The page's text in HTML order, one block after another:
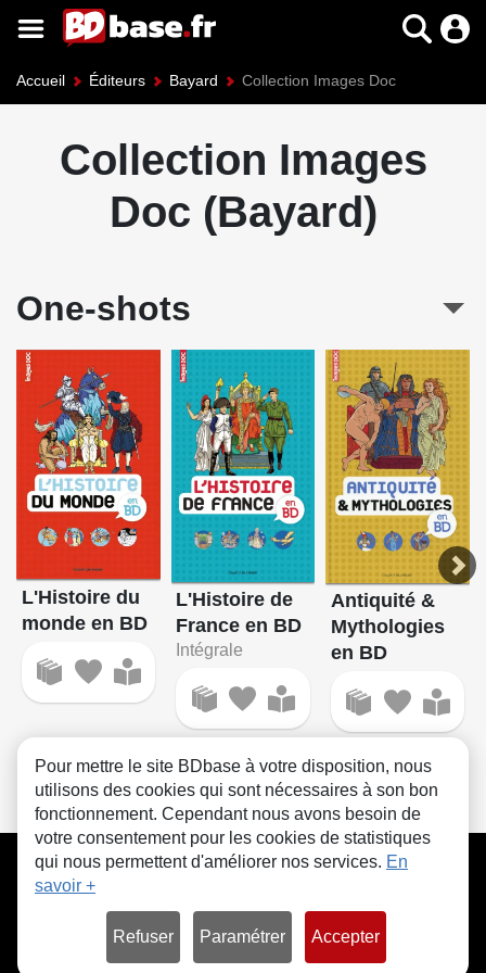
Accueil Éditeurs Bayard Collection Images Doc
Collection Images
Doc (Bayard)
One-shots
L'Histoire du
monde en BD
L'Histoire de
France en BD
Intégrale
Antiquité &
Mythologies
en BD
CGU FAQ Contact Cookies
Pour mettre le site BDbase à votre disposition, nous
utilisons des cookies qui sont nécessaires à son bon
fonctionnement. Cependant nous avons besoin de
votre consentement pour les cookies de statistiques
qui nous permettent d'améliorer nos services. En
savoir +
Refuser Paramétrer Accepter